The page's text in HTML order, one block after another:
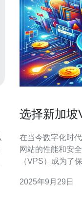
选择新加坡
在当今数字化时
网站的性能和安
（VPS）成为了
务。本文将为您
2025年9月29日